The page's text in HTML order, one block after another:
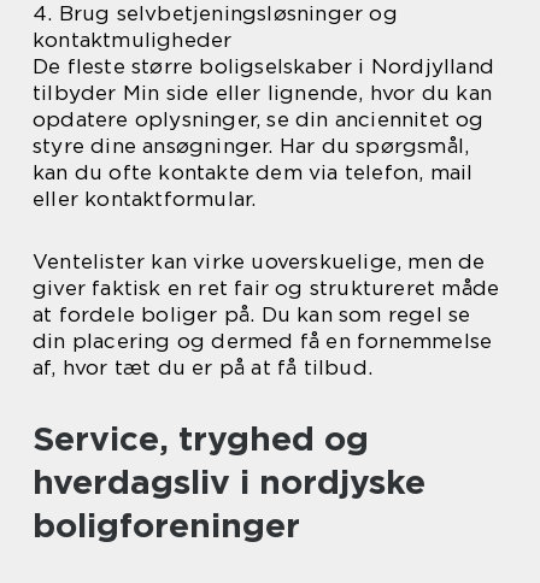
4. Brug selvbetjeningsløsninger og
kontaktmuligheder
De fleste større boligselskaber i Nordjylland
tilbyder Min side eller lignende, hvor du kan
opdatere oplysninger, se din anciennitet og
styre dine ansøgninger. Har du spørgsmål,
kan du ofte kontakte dem via telefon, mail
eller kontaktformular.
Ventelister kan virke uoverskuelige, men de
giver faktisk en ret fair og struktureret måde
at fordele boliger på. Du kan som regel se
din placering og dermed få en fornemmelse
af, hvor tæt du er på at få tilbud.
Service, tryghed og
hverdagsliv i nordjyske
boligforeninger